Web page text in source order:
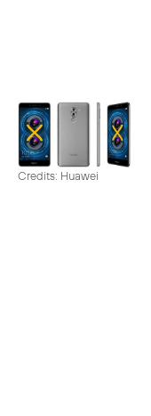
Credits: Huawei